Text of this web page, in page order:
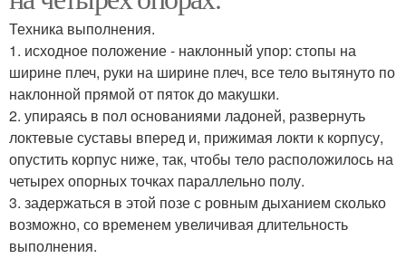
Техника выполнения.
1. исходное положение - наклонный упор: стопы на
ширине плеч, руки на ширине плеч, все тело вытянуто по
наклонной прямой от пяток до макушки.
2. упираясь в пол основаниями ладоней, развернуть
локтевые суставы вперед и, прижимая локти к корпусу,
опустить корпус ниже, так, чтобы тело расположилось на
четырех опорных точках параллельно полу.
3. задержаться в этой позе с ровным дыханием сколько
возможно, со временем увеличивая длительность
выполнения.